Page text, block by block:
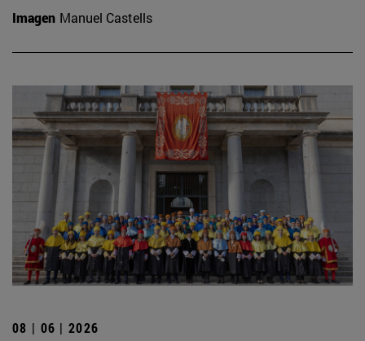
Imagen Manuel Castells
08 | 06 | 2026